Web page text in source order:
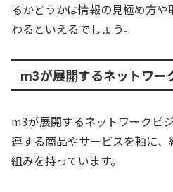
るかどうかは情報の見極め方
わるといえるでしょう。
m3が展開するネットワー
m3が展開するネットワークビ
連する商品やサービスを軸に
組みを持っています。